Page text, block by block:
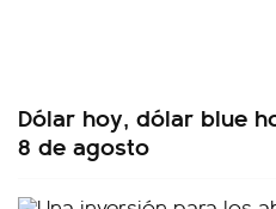
Dólar hoy, dólar blue
8 de agosto